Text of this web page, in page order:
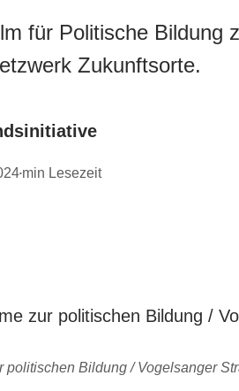
für Politische Bildung
Zukunftsorte.
•min Lesezeit
politischen Bildung / Vogelsanger